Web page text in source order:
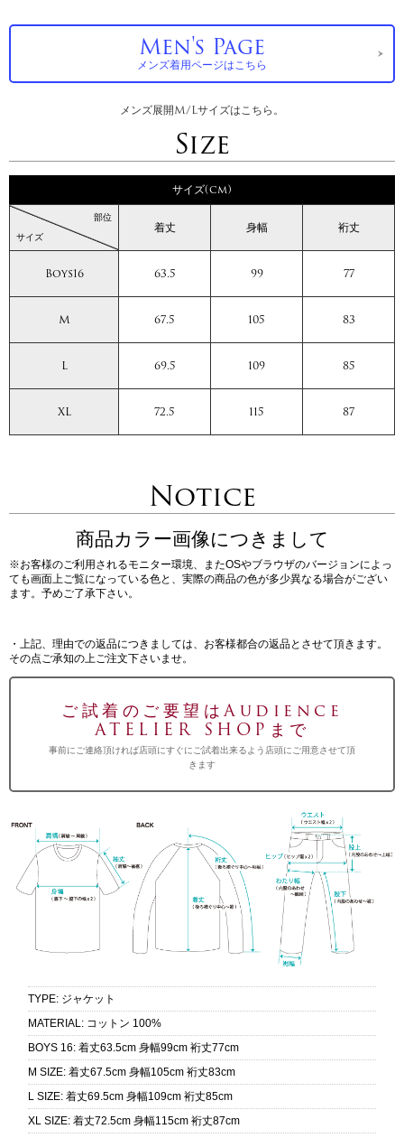
Men's Page
メンズ着用ページはこちら
メンズ展開M/Lサイズはこちら。
Size
サイズ(cm)
サイズ
部位
着丈 身幅 裄丈
Boys16 63.5 99 77
M 67.5 105 83
L 69.5 109 85
XL 72.5 115 87
Notice
商品カラー画像につきまして
※お客様のご利用されるモニター環境、またOSやブラウザのバージョンによっ
ても画面上ご覧になっている色と、実際の商品の色が多少異なる場合がござい
ます。予めご了承下さい。
・上記、理由での返品につきましては、お客様都合の返品とさせて頂きます。
その点ご承知の上ご注文下さいませ。
ご試着のご要望はAudience
ATELIER SHOPまで
事前にご連絡頂ければ店頭にすぐにご試着出来るよう店頭にご用意させて頂
きます
TYPE: ジャケット
MATERIAL: コットン 100%
BOYS 16: 着丈63.5cm 身幅99cm 裄丈77cm
M SIZE: 着丈67.5cm 身幅105cm 裄丈83cm
L SIZE: 着丈69.5cm 身幅109cm 裄丈85cm
XL SIZE: 着丈72.5cm 身幅115cm 裄丈87cm